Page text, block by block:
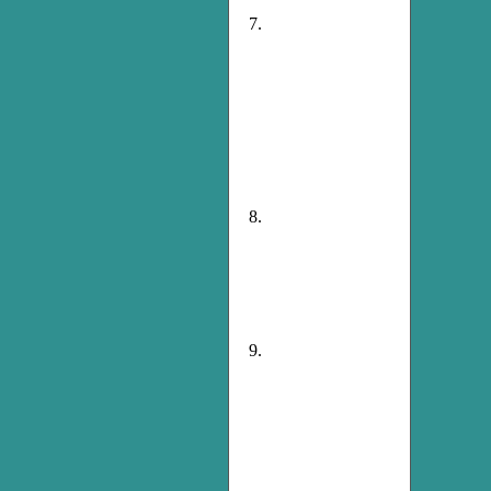
7.
8.
9.